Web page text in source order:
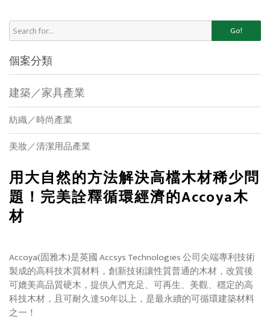
Go!
個案分類
建築／家具產業
紡織／時尚產業
美妝／清潔用品產業
用大自然的方法解決高檔木材稀少問
題！完美詮釋循環經濟的Accoya木
材
Accoya(固雅木)是英國 Accsys Technologies 公司尖端專利技術
製成的高科技木質材料，創新技術讓性質普通的木材，改質後
可媲美高品質硬木，提供人們充足、可再生、美觀、穩定的高
科技木材，且可耐久達50年以上，是最永續的可循環建築材料
之一！